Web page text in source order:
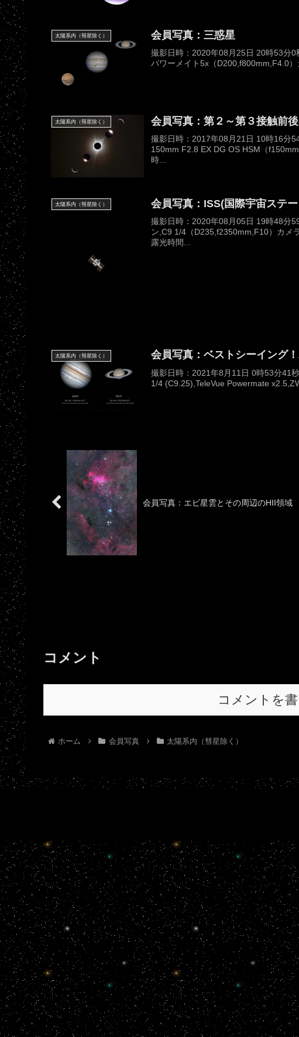
太陽系内（彗星除く） 会員写真：三惑星
撮影日時：2020年08月25日 20時53分
パワーメイト5x（D200,f800mm,F4.0
太陽系内（彗星除く） 会員写真：第２～第３接触前
撮影日時：2017年08月21日 10時16分
150mm F2.8 EX DG OS HSM（
時...
太陽系内（彗星除く） 会員写真：ISS(国際宇宙ステ
撮影日時：2020年08月05日 19時48分
ン,C9 1/4（D235,f2350mm,F10）カメ
露光時間...
太陽系内（彗星除く） 会員写真：ベストシーイング
撮影日時：2021年8月11日 0時53分41
1/4 (C9.25),TeleVue Powermate
会員写真：エビ星雲とその周辺のHII領域
コメント
コメントを
ホーム 会員写真 太陽系内（彗星除く）